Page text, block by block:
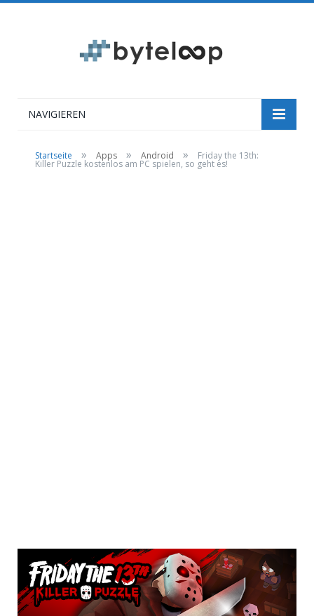
NAVIGIEREN
Startseite » Apps » Android » Friday the 13th:
Killer Puzzle kostenlos am PC spielen, so geht es!